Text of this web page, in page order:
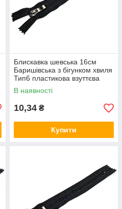
Блискавка шевська 16см
Баришівська з бігунком хвиля
Тип6 пластикова взуттєва
В наявності
10,34 ₴
Купити